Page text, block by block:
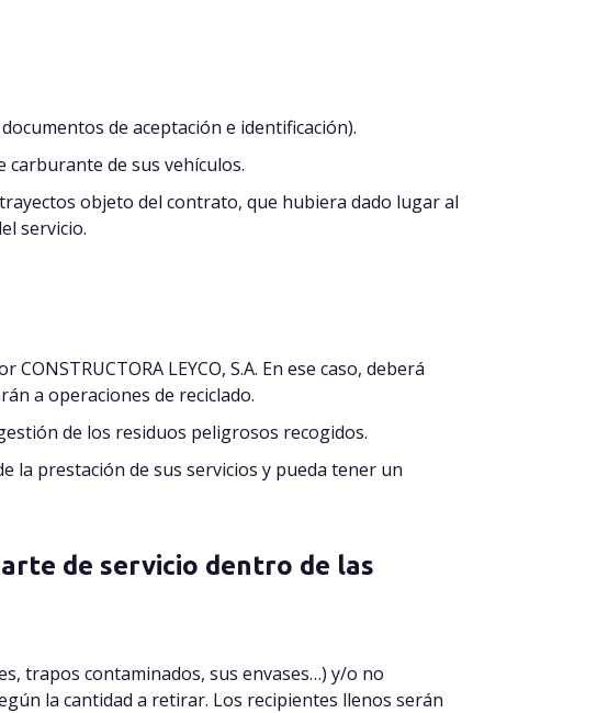
de aceptación e identificación).
carburante de sus vehículos.
trayectos objeto del contrato, que hubiera dado lugar al
servicio.
LEYCO, S.A. En ese caso, deberá
a operaciones de reciclado.
de los residuos peligrosos recogidos.
la prestación de sus servicios y pueda tener un
de servicio dentro de las
trapos contaminados, sus envases…) y/o no
la cantidad a retirar. Los recipientes llenos serán